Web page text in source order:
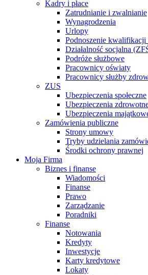
Kadry i płace
Zatrudnianie i zwalnianie
Wynagrodzenia
Urlopy
Podnoszenie kwalifikacji
Działalność socjalna
Podróże służbowe
Pracownicy oświaty
Pracownicy służby
ZUS
Ubezpieczenia społeczne
Ubezpieczenia
Ubezpieczenia
Zamówienia publiczne
Strony umowy
Tryby udzielania
Środki ochrony prawnej
Moja Firma
Biznes i finanse
Wiadomości
Finanse
Prawo
Zarządzanie
Poradniki
Finanse
Notowania
Kredyty
Inwestycje
Karty kredytowe
Lokaty